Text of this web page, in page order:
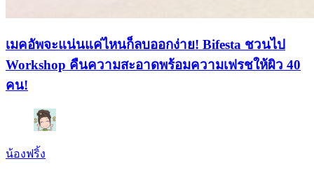
เมคอัพจะแน่นแค่ไหนก็ลบออกง่าย! Bifesta ชวนไป
Workshop คืนความสะอาดพร้อมความเฟรชให้ผิว 40
คน!
น้องฟริ้ง